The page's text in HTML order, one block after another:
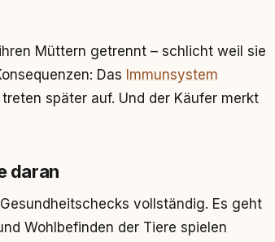
Müttern getrennt – schlicht weil sie
Das Immunsystem
treten später auf. Und der Käufer merkt
daran
vollständig. Es geht
Wohlbefinden der Tiere spielen